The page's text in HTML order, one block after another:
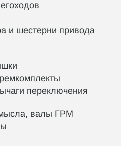
и шестерни привода
переключения
валы ГРМ